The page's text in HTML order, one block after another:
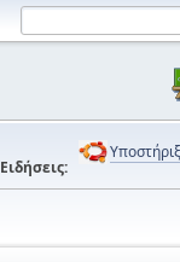
Ειδήσεις: